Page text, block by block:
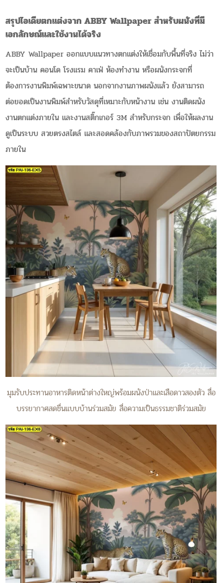
สรุปไอเดียตกแต่งจาก ABBY Wallpaper สำหรับผนังที่มี
เอกลักษณ์และใช้งานได้จริง
ABBY Wallpaper ออกแบบแนวทางตกแต่งให้เชื่อมกับพื้นที่จริง ไม่ว่า
จะเป็นบ้าน คอนโด โรงแรม คาเฟ่ ห้องทำงาน หรือผนังกระจกที่
ต้องการงานพิมพ์เฉพาะขนาด นอกจากงานภาพผนังแล้ว ยังสามารถ
ต่อยอดเป็นงานพิมพ์สำหรับวัสดุที่เหมาะกับหน้างาน เช่น งานติดผนัง
งานตกแต่งภายใน และงานสติ๊กเกอร์ 3M สำหรับกระจก เพื่อให้ผลงาน
ดูเป็นระบบ สวยตรงสไตล์ และสอดคล้องกับภาพรวมของสถาปัตยกรรม
ภายใน
มุมรับประทานอาหารติดหน้าต่างใหญ่พร้อมผนังป่าและเสือดาวสองตัว สื่อ
บรรยากาศสดชื่นแบบบ้านร่วมสมัย สื่อความเป็นธรรมชาติร่วมสมัย